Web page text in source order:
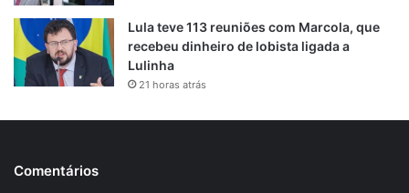
Lula teve 113 reuniões com Marcola, que
recebeu dinheiro de lobista ligada a
Lulinha
21 horas atrás
Comentários